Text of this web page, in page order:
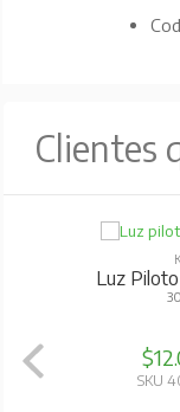
Clientes
Luz
SKU